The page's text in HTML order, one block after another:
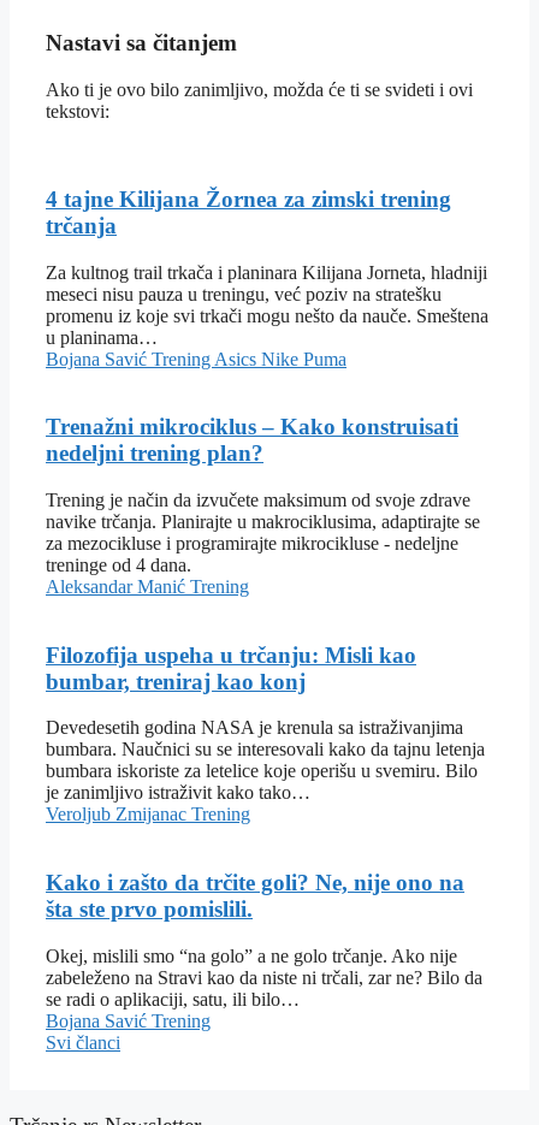
Nastavi sa čitanjem
Ako ti je ovo bilo zanimljivo, možda će ti se svideti i ovi
tekstovi:
4 tajne Kilijana Žornea za zimski trening
trčanja
Za kultnog trail trkača i planinara Kilijana Jorneta, hladniji
meseci nisu pauza u treningu, već poziv na stratešku
promenu iz koje svi trkači mogu nešto da nauče. Smeštena
u planinama…
Bojana Savić Trening Asics Nike Puma
Trenažni mikrociklus – Kako konstruisati
nedeljni trening plan?
Trening je način da izvučete maksimum od svoje zdrave
navike trčanja. Planirajte u makrociklusima, adaptirajte se
za mezocikluse i programirajte mikrocikluse - nedeljne
treninge od 4 dana.
Aleksandar Manić Trening
Filozofija uspeha u trčanju: Misli kao
bumbar, treniraj kao konj
Devedesetih godina NASA je krenula sa istraživanjima
bumbara. Naučnici su se interesovali kako da tajnu letenja
bumbara iskoriste za letelice koje operišu u svemiru. Bilo
je zanimljivo istraživit kako tako…
Veroljub Zmijanac Trening
Kako i zašto da trčite goli? Ne, nije ono na
šta ste prvo pomislili.
Okej, mislili smo “na golo” a ne golo trčanje. Ako nije
zabeleženo na Stravi kao da niste ni trčali, zar ne? Bilo da
se radi o aplikaciji, satu, ili bilo…
Bojana Savić Trening
Svi članci